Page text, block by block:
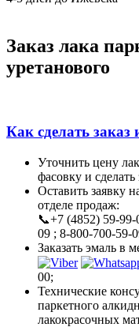
Заказ лака
уретанового
Как сделать заказ
Уточнить цену
фасовку и сделать
Оставить заявку
отделе продаж:
📞+7 (4852) 59-
09 ; 8-800-700-59-
Заказать эмаль в
00;
Технические
паркетного
лакокрасочных